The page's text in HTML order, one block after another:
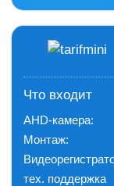
Что входит
AHD-камера:
Монтаж:
тех. поддержка